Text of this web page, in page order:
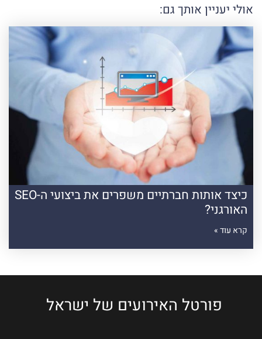
אולי יעניין אותך גם:
כיצד אותות חברתיים משפרים את ביצועי ה-SEO
האורגני?
קרא עוד »
פורטל האירועים של ישראל